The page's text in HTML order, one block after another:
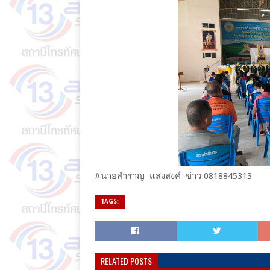
#นายสำราญ แสงสงค์ ข่าว 0818845313
TAGS:
RELATED POSTS